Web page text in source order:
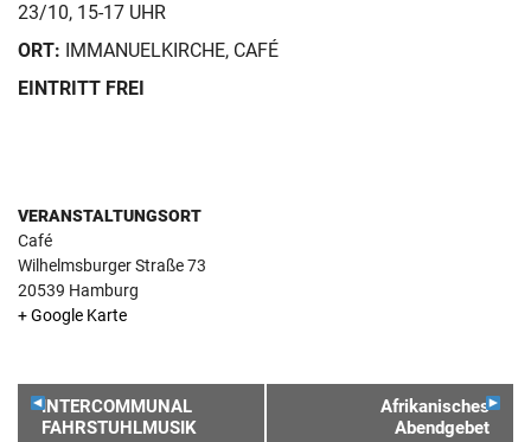
23/10, 15-17 UHR
ORT: IMMANUELKIRCHE, CAFÉ
EINTRITT FREI
VERANSTALTUNGSORT
Café
Wilhelmsburger Straße 73
20539 Hamburg
+ Google Karte
VERANSTALTUNGSNAVIGATION
INTERCOMMUNAL
FAHRSTUHLMUSIK
Afrikanisches
Abendgebet